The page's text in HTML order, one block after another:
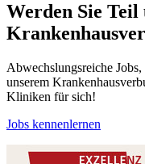
Werden Sie Teil
Abwechslungsreiche
unserem
Kliniken für sich!
Jobs kennenlernen